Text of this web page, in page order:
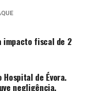
impacto fiscal de 2
de Évora.
negligência.